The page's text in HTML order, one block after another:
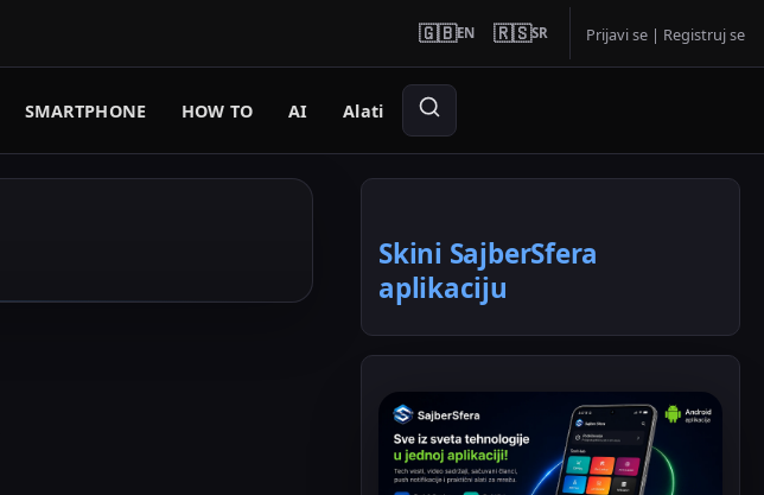
🇬🇧EN 🇷🇸SR Prijavi se | Registruj se
SMARTPHONE HOW TO AI Alati
Skini SajberSfera
aplikaciju